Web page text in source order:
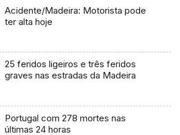
Acidente/Madeira: Motorista pode
ter alta hoje
25 feridos ligeiros e três feridos
graves nas estradas da Madeira
Portugal com 278 mortes nas
últimas 24 horas